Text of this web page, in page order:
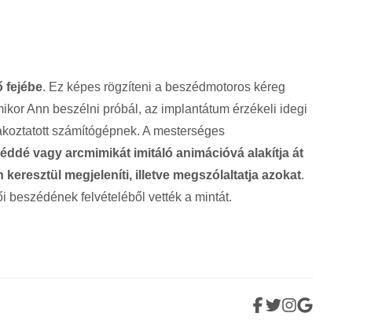
fejébe. Ez képes rögzíteni a beszédmotoros kéreg
Ann beszélni próbál, az implantátum érzékeli idegi
számítógépnek. A mesterséges
vagy arcmimikát imitáló animációvá alakítja át
keresztül megjeleníti, illetve megszólaltatja azokat.
beszédének felvételéből vették a mintát.